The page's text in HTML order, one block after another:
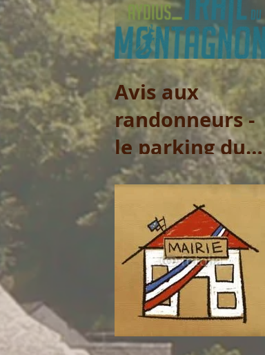
municipaux
Avis aux
randonneurs -
le parking du
Col de Lasserre
ne sera pas
accessible le
vendredi 31
juillet et le
samedi 1er
août